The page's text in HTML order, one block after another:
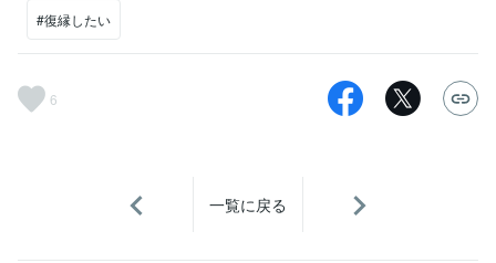
#復縁したい
6
一覧に戻る